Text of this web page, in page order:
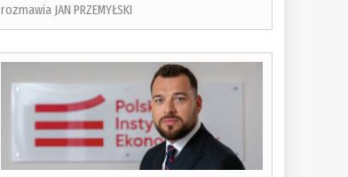
rozmawia JAN PRZEMYŁSKI